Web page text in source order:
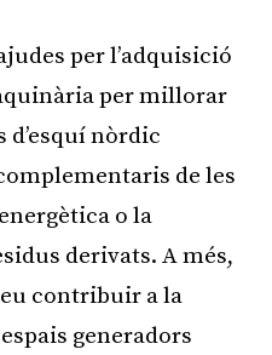
per l’adquisició
per millorar
d’esquí nòrdic
de les
o la
derivats. A més,
contribuir a la
generadors